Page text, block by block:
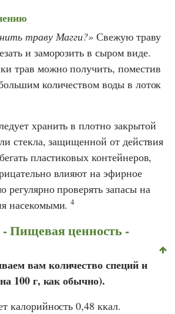
траву Магги? Свежую траву
и заморозить в сыром виде.
трав можно получить, поместив
количеством воды в лоток
хранить в плотно закрытой
стекла, защищенной от действия
пластиковых контейнеров,
влияют на эфирное
регулярно проверять запасы на
насекомыми.4
Пищевая ценность -
вам количество специй и
100 г, как обычно).
калорийность 0,48 ккал.